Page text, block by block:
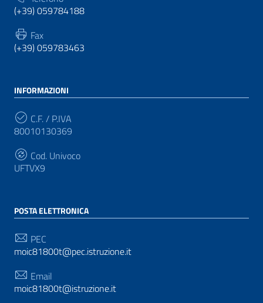
(+39) 059784188
Fax
(+39) 059783463
INFORMAZIONI
C.F. / P.IVA
80010130369
Cod. Univoco
UFTVX9
POSTA ELETTRONICA
PEC
moic81800t@pec.istruzione.it
Email
moic81800t@istruzione.it